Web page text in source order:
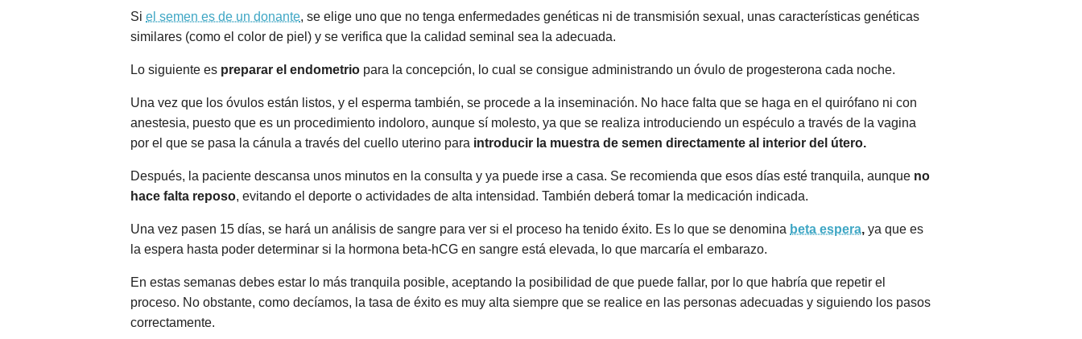
Si el semen es de un donante, se elige uno que no tenga enfermedades genéticas ni de transmisión sexual, unas características genéticas
similares (como el color de piel) y se verifica que la calidad seminal sea la adecuada.
Lo siguiente es preparar el endometrio para la concepción, lo cual se consigue administrando un óvulo de progesterona cada noche.
Una vez que los óvulos están listos, y el esperma también, se procede a la inseminación. No hace falta que se haga en el quirófano ni con
anestesia, puesto que es un procedimiento indoloro, aunque sí molesto, ya que se realiza introduciendo un espéculo a través de la vagina
por el que se pasa la cánula a través del cuello uterino para introducir la muestra de semen directamente al interior del útero.
Después, la paciente descansa unos minutos en la consulta y ya puede irse a casa. Se recomienda que esos días esté tranquila, aunque no
hace falta reposo, evitando el deporte o actividades de alta intensidad. También deberá tomar la medicación indicada.
Una vez pasen 15 días, se hará un análisis de sangre para ver si el proceso ha tenido éxito. Es lo que se denomina beta espera, ya que es
la espera hasta poder determinar si la hormona beta-hCG en sangre está elevada, lo que marcaría el embarazo.
En estas semanas debes estar lo más tranquila posible, aceptando la posibilidad de que puede fallar, por lo que habría que repetir el
proceso. No obstante, como decíamos, la tasa de éxito es muy alta siempre que se realice en las personas adecuadas y siguiendo los pasos
correctamente.